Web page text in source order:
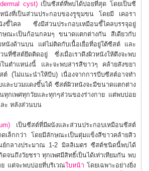
cyst)เป็นซีสต์ที่พบได้บ่อยที่สุด โดยเป็นซี
นังที่เป็นส่วนประกอบของรูขุมขน โดยมี เคอรา
ขี้ไคล ซึ่งมีส่วนประกอบเหมือนขี้ไคลบรรจุอยู่
ณะเป็นก้อนกลมๆ ขนาดแตกต่างกัน สีเดียวกับ
หนังด้านบน แต่ไม่ติดกับเนื้อเยื่อที่อยู่ใต้ซีสต์ และ
นที่ซีสต์ยึดติดอยู่ ซึ่งเมื่อเราดึงผิวหนังให้ตึงจะพบ
นตำแหน่งนี้ และจะพบสารสีขาวๆ คล้ายสังขยา
ต์ (ไม่แนะนำให้บีบ) เนื่องจากการบีบซีสต์อาจทำ
และบวมแดงขึ้นได้ ซีสต์ผิวหนังจะมีขนาดแตกต่าง
ทุกเพศทุกวัยและทุกๆส่วนของร่างกาย แต่พบบ่อย
ะ หลังส่วนบน
เป็นซีสต์ที่มีผนังและส่วนประกอบเหมือนซีสต์
เล็กกว่า โดยมีลักษณะเป็นตุ่มแข็งสีขาวคล้ายสิว
ย์กลางประมาณ 1-2 มิลลิเมตร ซีสต์ชนิดนี้พบได้
จนถึงวัยชรา ทุกเพศมีสิทธิ์เป็นได้เท่าเทียมกัน พบ
แต่จะพบบ่อยที่บริเวณใบหน้า โดยเฉพาะอย่างยิ่ง